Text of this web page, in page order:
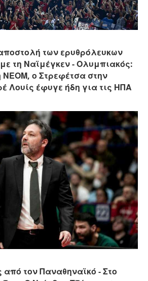
των ερυθρόλευκων
τη Ναϊμέγκεν - Ολυμπιακός:
ο Στρεφέτσα στην
Λουίς έφυγε ήδη για τις ΗΠΑ
από τον Παναθηναϊκό - Στο